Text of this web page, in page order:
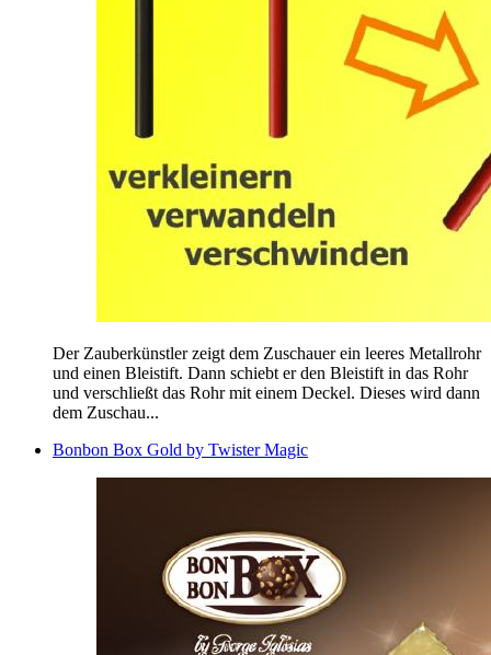
Der Zauberkünstler zeigt dem Zuschauer ein leeres Metallrohr
und einen Bleistift. Dann schiebt er den Bleistift in das Rohr
und verschließt das Rohr mit einem Deckel. Dieses wird dann
dem Zuschau...
Bonbon Box Gold by Twister Magic